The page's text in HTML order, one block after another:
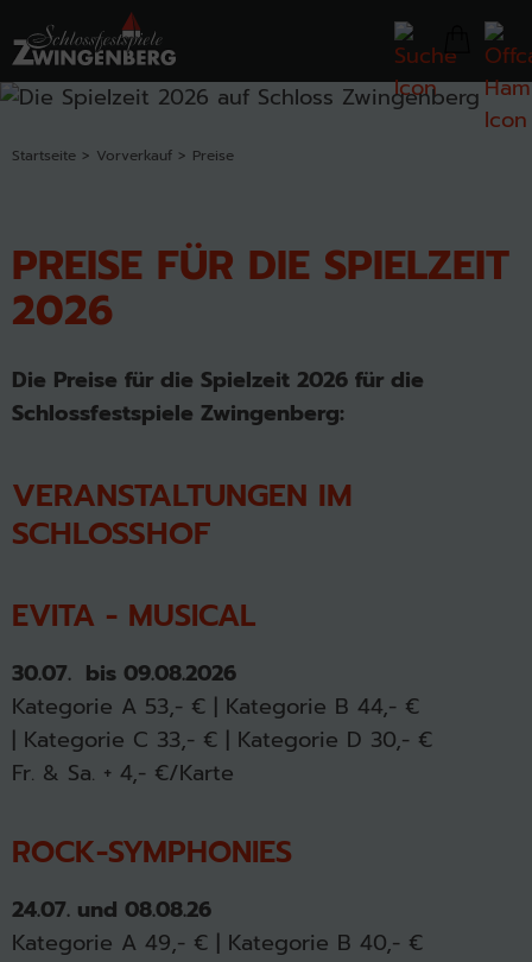
Startseite Vorverkauf Preise
PREISE FÜR DIE SPIELZEIT
2026
Die Preise für die Spielzeit 2026 für die
Schlossfestspiele Zwingenberg:
VERANSTALTUNGEN IM
SCHLOSSHOF
EVITA - MUSICAL
30.07. bis 09.08.2026
Kategorie A 53,- € | Kategorie B 44,- €
| Kategorie C 33,- € | Kategorie D 30,- €
Fr. & Sa. + 4,- €/Karte
ROCK-SYMPHONIES
24.07. und 08.08.26
Kategorie A 49,- € | Kategorie B 40,- €